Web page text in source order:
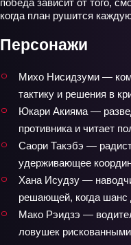
победа зависит от того,
когда план рушится
Персонажи
Михо Нисидзуми —
тактику и решения в
Юкари Акияма —
противника и читает
Саори Такэбэ —
удерживающее
Хана Исудзу —
решающей, когда шанс
Мако Рэидзэ —
ловушек